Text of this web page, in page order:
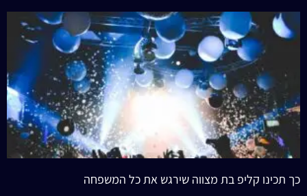
כך תכינו קליפ בת מצווה שירגש את כל המשפחה